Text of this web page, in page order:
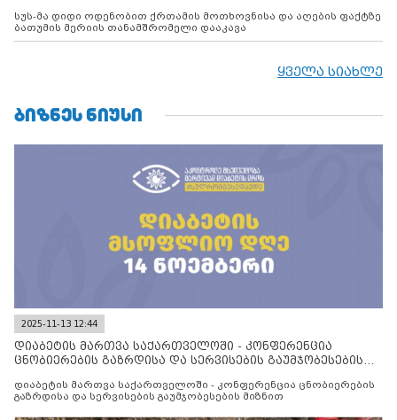
სუს-მა დიდი ოდენობით ქრთამის მოთხოვნისა და აღების ფაქტზე
ბათუმის მერიის თანამშრომელი დააკავა
ყველა სიახლე
ᲑᲘᲖᲜᲔᲡ ᲜᲘᲣᲡᲘ
2025-11-13 12:44
დიაბეტის მართვა საქართველოში - კონფერენცია
ცნობიერების გაზრდისა და სერვისების გაუმჯობესების
დიაბეტის მართვა საქართველოში - კონფერენცია ცნობიერების
გაზრდისა და სერვისების გაუმჯობესების მიზნით